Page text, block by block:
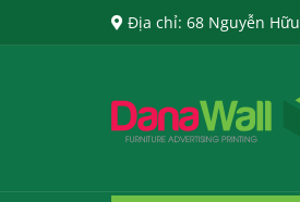
Địa chỉ: 68 Nguyễn